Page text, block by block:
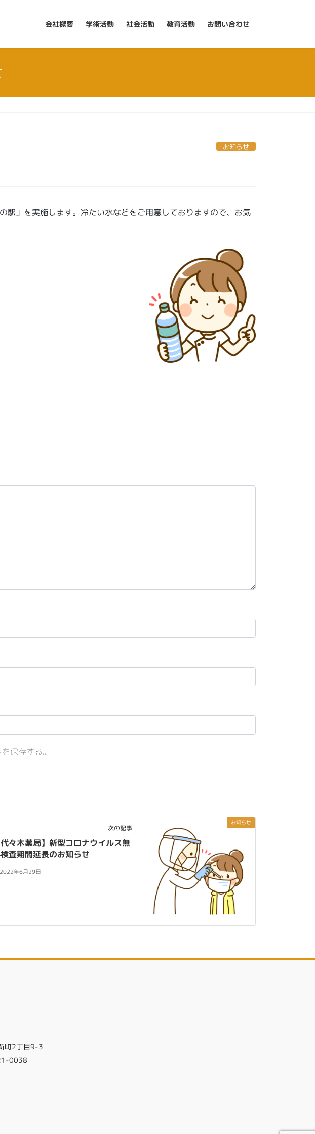
会社概要 学術活動 社会活動 教育活動 お問い合わせ
お知らせ
」を実施します。冷たい水などをご用意しておりますので、お気
保存する。
お知らせ
次の記事
代々木薬局】新型コロナウイルス無
査期間延長のお知らせ
2022年6月29日
町2丁目9-3
0038